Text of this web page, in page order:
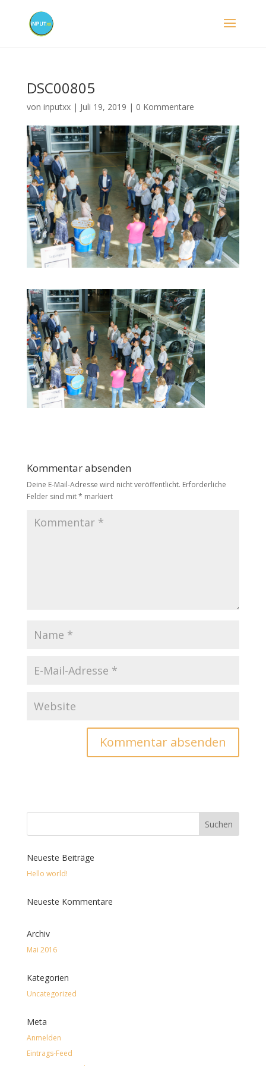
DSC00805
von inputxx| Juli 19, 2019 | 0 Kommentare
Kommentar absenden
Deine E-Mail-Adresse wird nicht veröffentlicht. Erforderliche
Felder sind mit* markiert
Neueste Beiträge
Hello world!
Neueste Kommentare
Archiv
Mai 2016
Kategorien
Uncategorized
Meta
Anmelden
Eintrags-Feed